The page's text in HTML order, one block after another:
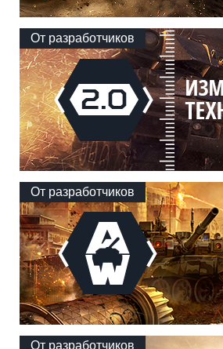
От разработчиков
От разработчиков
От разработчиков